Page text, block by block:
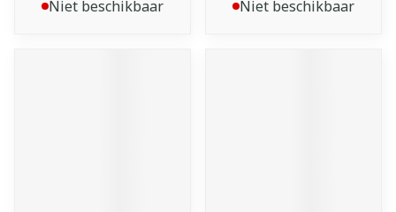
Niet beschikbaar Niet beschikbaar